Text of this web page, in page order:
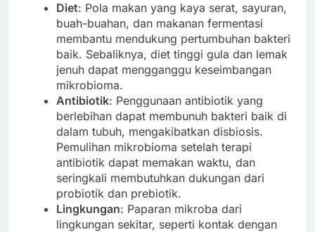
Diet: Pola makan yang kaya serat, sayuran,
buah-buahan, dan makanan fermentasi
membantu mendukung pertumbuhan bakteri
baik. Sebaliknya, diet tinggi gula dan lemak
jenuh dapat mengganggu keseimbangan
mikrobioma.
Antibiotik: Penggunaan antibiotik yang
berlebihan dapat membunuh bakteri baik di
dalam tubuh, mengakibatkan disbiosis.
Pemulihan mikrobioma setelah terapi
antibiotik dapat memakan waktu, dan
seringkali membutuhkan dukungan dari
probiotik dan prebiotik.
Lingkungan: Paparan mikroba dari
lingkungan sekitar, seperti kontak dengan